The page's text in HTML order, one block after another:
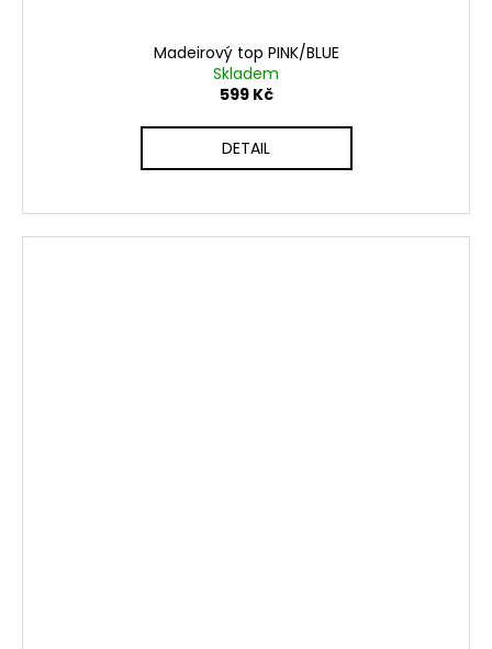
Madeirový top PINK/BLUE
Skladem
599 Kč
DETAIL